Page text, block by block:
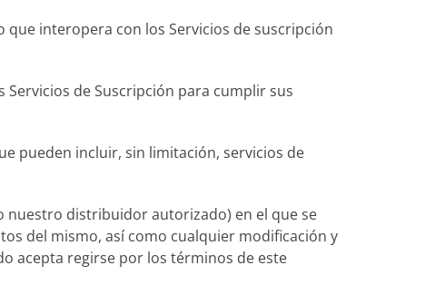
interopera con los Servicios de suscripción
de Suscripción para cumplir sus
pueden incluir, sin limitación, servicios de
nuestro distribuidor autorizado) en el que se
del mismo, así como cualquier modificación y
acepta regirse por los términos de este